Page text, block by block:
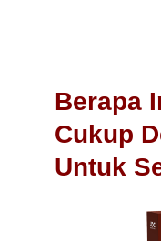
Berapa
Cukup
Untuk